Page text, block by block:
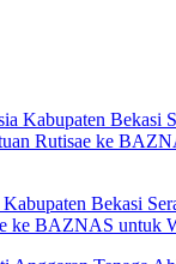
Bekasi
ke BAZNAS untuk